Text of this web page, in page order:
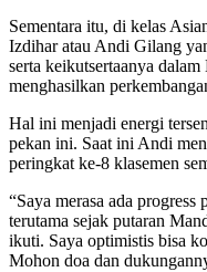
Sementara itu, di kelas
Izdihar atau Andi Gilang
serta keikutsertaanya
menghasilkan
Hal ini menjadi energi
pekan ini. Saat ini Andi
peringkat ke-8 klasemen
“Saya merasa ada
terutama sejak putaran
ikuti. Saya optimistis bisa
Mohon doa dan